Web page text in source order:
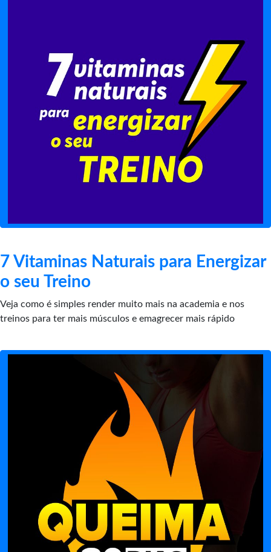
7 Vitaminas Naturais para Energizar
o seu Treino
Veja como é simples render muito mais na academia e nos
treinos para ter mais músculos e emagrecer mais rápido